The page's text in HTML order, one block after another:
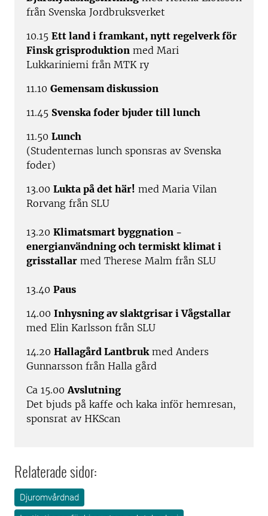
från Svenska Jordbruksverket
10.15 Ett land i framkant, nytt regelverk för
Finsk grisproduktion med Mari
Lukkariniemi från MTK ry
11.10 Gemensam diskussion
11.45 Svenska foder bjuder till lunch
11.50 Lunch
(Studenternas lunch sponsras av Svenska
foder)
13.00 Lukta på det här! med Maria Vilan
Rorvang från SLU
13.20 Klimatsmart byggnation -
energianvändning och termiskt klimat i
grisstallar med Therese Malm från SLU
13.40 Paus
14.00 Inhysning av slaktgrisar i Vågstallar
med Elin Karlsson från SLU
14.20 Hallagård Lantbruk med Anders
Gunnarsson från Halla gård
Ca 15.00 Avslutning
Det bjuds på kaffe och kaka inför hemresan,
sponsrat av HKScan
Relaterade sidor:
Djuromvårdnad